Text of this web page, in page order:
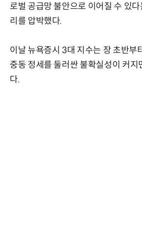
로벌 공급망 불안으로 이어질 수 있
리를 압박했다.
이날 뉴욕증시 3대 지수는 장 초반부
중동 정세를 둘러싼 불확실성이 커지
다.